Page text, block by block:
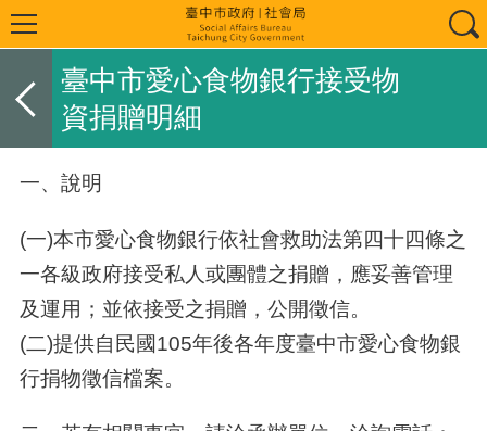
臺中市愛心食物銀行接受物
資捐贈明細
一、說明
(一)本市愛心食物銀行依社會救助法第四十四條之
一各級政府接受私人或團體之捐贈，應妥善管理
及運用；並依接受之捐贈，公開徵信。
(二)提供自民國105年後各年度臺中市愛心食物銀
行捐物徵信檔案。